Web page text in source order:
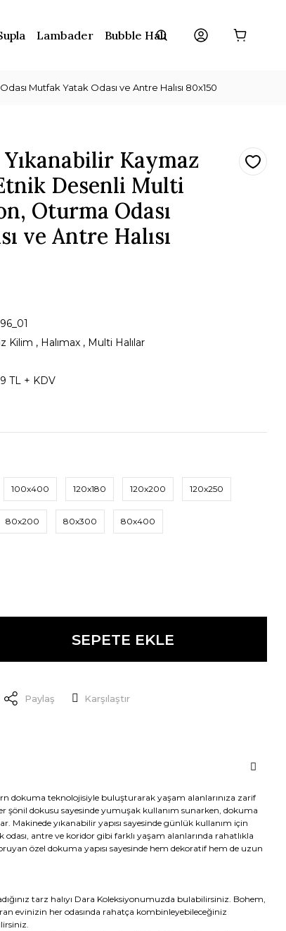
Lambader Bubble Halı
Mutfak Yatak Odası ve Antre Halısı 80x150
Yıkanabilir Kaymaz
Desenli Multi
Oturma Odası
ve Antre Halısı
Kilim , Halımax , Multi Halılar
TL + KDV
100x400 120x180 120x200 120x250
80x200 80x300 80x400
SEPETE EKLE
Paylaş Karşılaştır
dokuma teknolojisiyle buluşturarak yaşam alanlarınıza zarif
şönil dokusu sayesinde yumuşak kullanım sunarken, dokuma
Makinede yıkanabilir yapısı sayesinde günlük kullanım için
antre ve koridor gibi farklı yaşam alanlarında rahatlıkla
özel dokuma yapısı sayesinde hem dekoratif hem de uzun
tarz halıyı Dara Koleksiyonumuzda bulabilirsiniz. Bohem,
evinizin her odasında rahatça kombinleyebileceğiniz